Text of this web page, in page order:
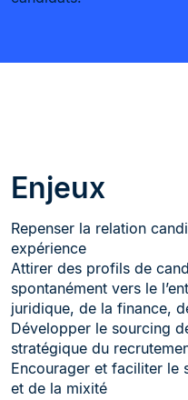
Enjeux
Repenser la relation
expérience
Attirer des profils de
spontanément vers le
juridique, de la finance,
Développer le sourcing
stratégique du
Encourager et faciliter le
et de la mixité